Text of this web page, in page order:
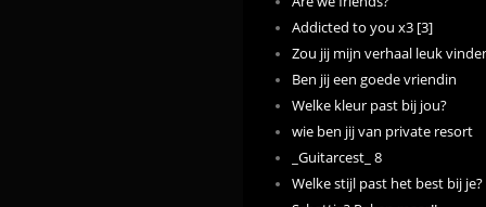
Addicted to you x3 [3]
Zou jij mijn verhaal leuk
Ben jij een goede vriendin
Welke kleur past bij jou?
wie ben jij van private resort
_Guitarcest_ 8
Welke stijl past het best bij je?